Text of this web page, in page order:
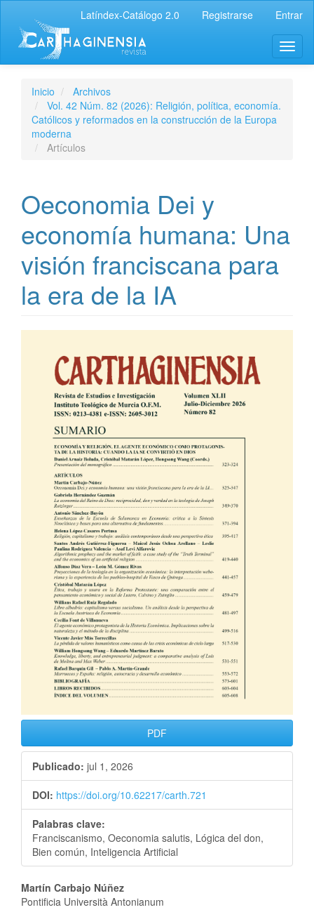
Latíndex-Catálogo 2.0 Registrarse Entrar
Inicio
Archivos
Vol. 42 Núm. 82 (2026): Religión, política, economía.
Católicos y reformados en la construcción de la Europa
moderna
Artículos
Oeconomia Dei y
economía humana: Una
visión franciscana para
la era de la IA
PDF
Publicado: jul 1, 2026
DOI: https://doi.org/10.62217/carth.721
Palabras clave:
Franciscanismo, Oeconomia salutis, Lógica del don,
Bien común, Inteligencia Artificial
Martín Carbajo Núñez
Pontificia Università Antonianum